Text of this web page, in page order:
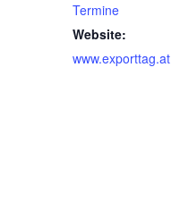
Termine
Website:
www.exporttag.at